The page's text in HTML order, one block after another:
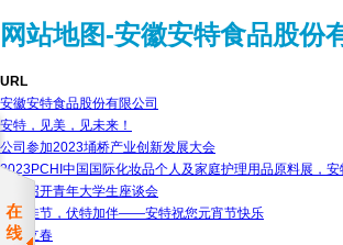
网站地图-安徽安特食品股份
URL
安徽安特食品股份有限公司
安特，见美，见未来！
公司参加2023埇桥产业创新发展大会
2023PCHI中国国际化妆品个人及家庭护理用品原料展，
公司召开青年大学生座谈会
上元佳节，伏特加伴——安特祝您元宵节快乐
今日立春